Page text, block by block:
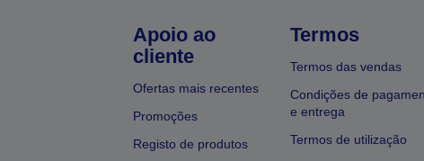
Apoio ao
cliente
Ofertas mais recentes
Promoções
Registo de produtos
Termos
Termos das vendas
Condições de
e entrega
Termos de utilização